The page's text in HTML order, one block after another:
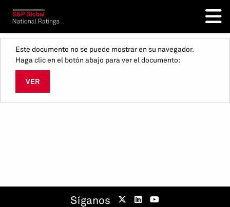
Este documento no se puede mostrar en su navegador.
Haga clic en el botón abajo para ver el documento:
VER
Síganos